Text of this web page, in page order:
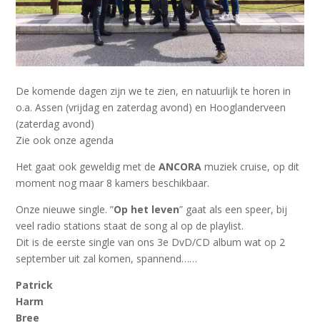
De komende dagen zijn we te zien, en natuurlijk te horen in
o.a. Assen (vrijdag en zaterdag avond) en Hooglanderveen
(zaterdag avond)
Zie ook onze agenda
Het gaat ook geweldig met deANCORA muziek cruise, op dit
moment nog maar 8 kamers beschikbaar.
Onze nieuwe single. ”Op het leven” gaat als een speer, bij
veel radio stations staat de song al op de playlist.
Dit is de eerste single van ons 3e DvD/CD album wat op 2
september uit zal komen, spannend……
Patrick
Harm
Bree